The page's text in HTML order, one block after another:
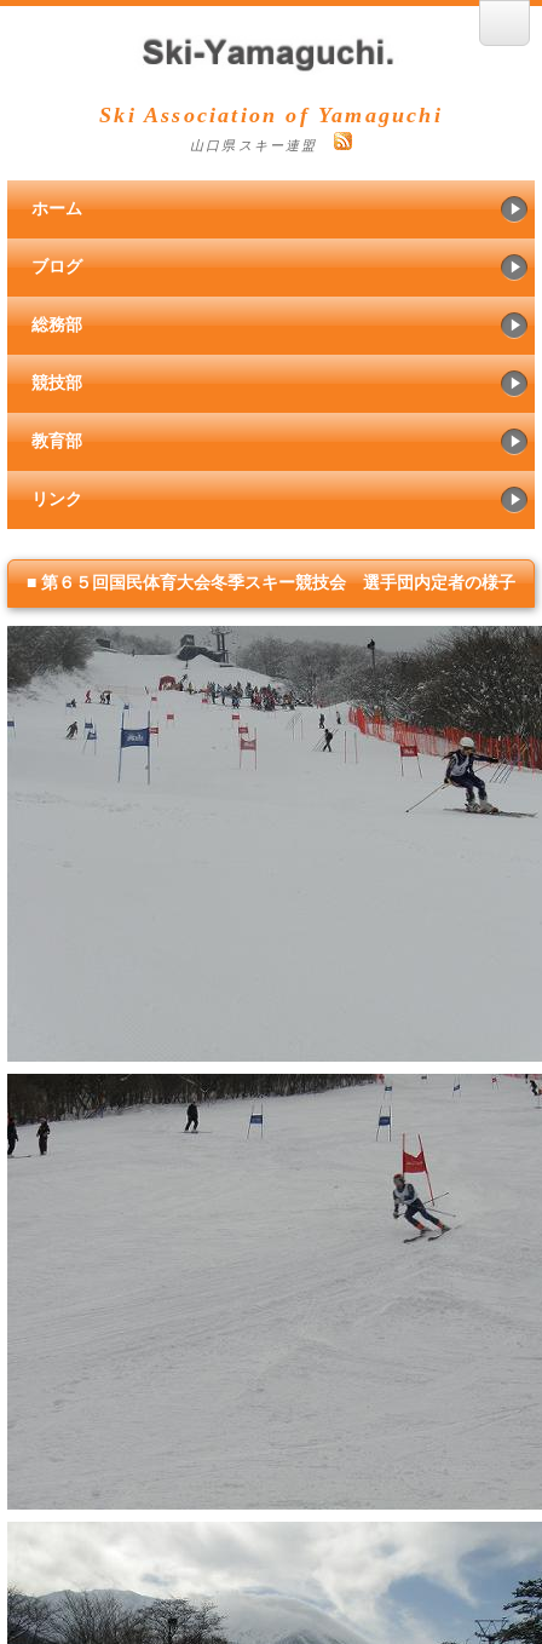
Ski Association of Yamaguchi
山口県スキー連盟
ホーム
ブログ
総務部
競技部
教育部
リンク
■ 第６５回国民体育大会冬季スキー競技会 選手団内定者の様子